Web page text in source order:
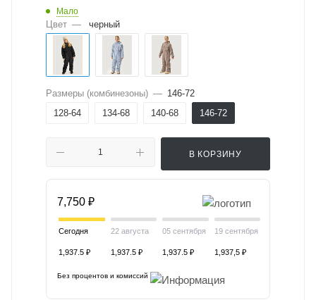
Мало
Цвет — черный
Размеры (комбинезоны) — 146-72
128-64
134-68 140-68 146-72
В КОРЗИНУ
7,750 ₽
Сегодня
1,937.5 ₽
22 августа
1,937.5 ₽
05 сентября
1,937.5 ₽
19 сентября
1,937,5 ₽
Без процентов и комиссий